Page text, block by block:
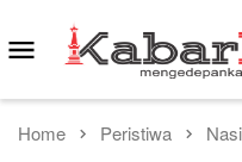
to
content
Mobile
Menu
Home Peristiwa